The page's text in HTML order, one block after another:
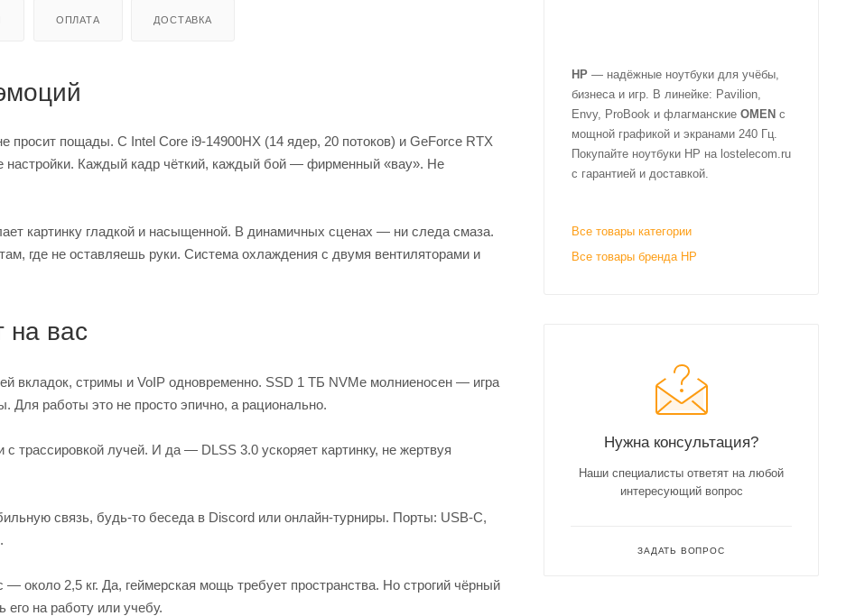
ОПЛАТА ДОСТАВКА
просит пощады. С Intel Core i9‑14900HX (14 ядер, 20 потоков) и GeForce RTX
настройки. Каждый кадр чёткий, каждый бой — фирменный «вау». Не
картинку гладкой и насыщенной. В динамичных сценах — ни следа смаза.
где не оставляешь руки. Система охлаждения с двумя вентиляторами и
на вас
вкладок, стримы и VoIP одновременно. SSD 1 ТБ NVMe молниеносен — игра
Для работы это не просто эпично, а рационально.
трассировкой лучей. И да — DLSS 3.0 ускоряет картинку, не жертвуя
связь, будь-то беседа в Discord или онлайн-турниры. Порты: USB‑C,
около 2,5 кг. Да, геймерская мощь требует пространства. Но строгий чёрный
на работу или учебу.
HP — надёжные ноутбуки для учёбы,
бизнеса и игр. В линейке: Pavilion,
Envy, ProBook и флагманские OMEN с
мощной графикой и экранами 240 Гц.
Покупайте ноутбуки HP на lostelecom.ru
с гарантией и доставкой.
Все товары категории
Все товары бренда HP
Нужна консультация?
Наши специалисты ответят на любой
интересующий вопрос
ЗАДАТЬ ВОПРОС